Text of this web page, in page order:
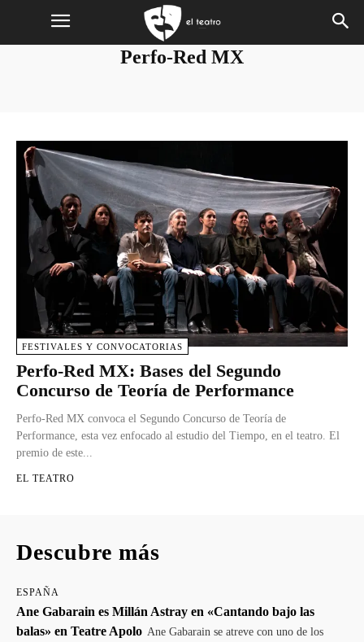
Perfo-Red MX
FESTIVALES Y CONVOCATORIAS
Perfo-Red MX: Bases del Segundo
Concurso de Teoría de Performance
Perfo-Red MX convoca el Segundo Concurso de Teoría de
Performance, esta vez enfocado al estudio del Tiempo, en el teatro. El
premio de este...
EL TEATRO
Descubre más
ESPAÑA
Ane Gabarain es Millán Astray en «Cantando bajo las
balas» en Teatre Apolo Ane Gabarain se atreve con uno de los